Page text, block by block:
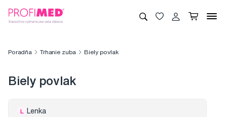
Poradňa Trhanie zuba Biely povlak
Biely povlak
L Lenka